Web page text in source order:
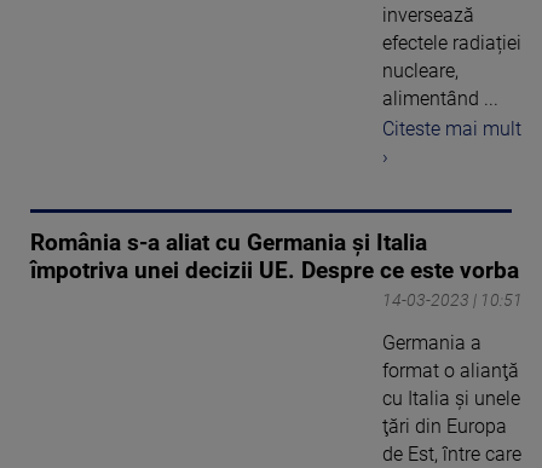
inversează
efectele radiației
nucleare,
alimentând ...
Citeste mai mult
›
România s-a aliat cu Germania și Italia
împotriva unei decizii UE. Despre ce este vorba
14-03-2023 | 10:51
Germania a
format o alianţă
cu Italia şi unele
ţări din Europa
de Est, între care